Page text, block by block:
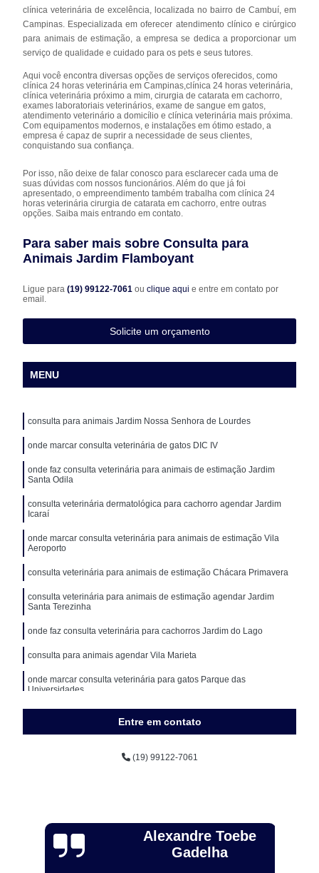
clínica veterinária de excelência, localizada no bairro de Cambuí, em
Campinas. Especializada em oferecer atendimento clínico e cirúrgico
para animais de estimação, a empresa se dedica a proporcionar um
serviço de qualidade e cuidado para os pets e seus tutores.
Aqui você encontra diversas opções de serviços oferecidos, como
clínica 24 horas veterinária em Campinas,clínica 24 horas veterinária,
clínica veterinária próximo a mim, cirurgia de catarata em cachorro,
exames laboratoriais veterinários, exame de sangue em gatos,
atendimento veterinário a domicílio e clínica veterinária mais próxima.
Com equipamentos modernos, e instalações em ótimo estado, a
empresa é capaz de suprir a necessidade de seus clientes,
conquistando sua confiança.
Por isso, não deixe de falar conosco para esclarecer cada uma de
suas dúvidas com nossos funcionários. Além do que já foi
apresentado, o empreendimento também trabalha com clínica 24
horas veterinária cirurgia de catarata em cachorro, entre outras
opções. Saiba mais entrando em contato.
Para saber mais sobre Consulta para
Animais Jardim Flamboyant
Ligue para(19) 99122-7061ouclique aqui e entre em contato por
email.
Solicite um orçamento
MENU
consulta para animais Jardim Nossa Senhora de Lourdes
onde marcar consulta veterinária de gatos DIC IV
onde faz consulta veterinária para animais de estimação Jardim
Santa Odila
consulta veterinária dermatológica para cachorro agendar Jardim
Icaraí
onde marcar consulta veterinária para animais de estimação Vila
Aeroporto
consulta veterinária para animais de estimação Chácara Primavera
consulta veterinária para animais de estimação agendar Jardim
Santa Terezinha
onde faz consulta veterinária para cachorros Jardim do Lago
consulta para animais agendar Vila Marieta
onde marcar consulta veterinária para gatos Parque das
Universidades
Entre em contato
(19) 99122-7061
Alexandre Toebe
Gadelha